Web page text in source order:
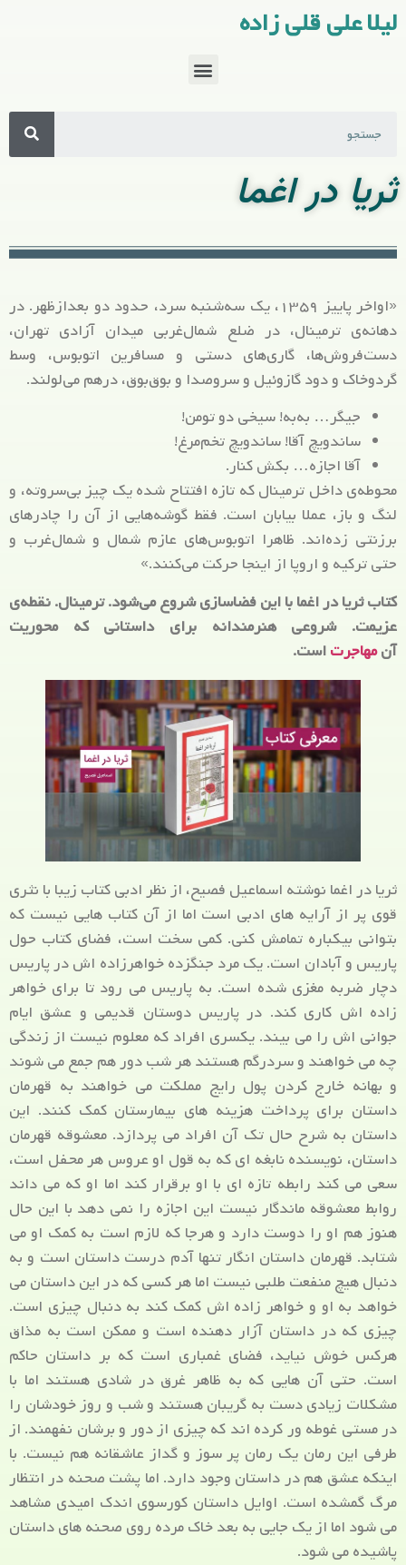
لیلا علی قلی زاده
ثریا در اغما
«اواخر پاييز ۱۳۵۹، يک سه‌شنبه سرد، حدود دو بعدازظهر. در
دهانه‌ی‌ ترمينال، در ضلع شمال‌غربی ميدان آزادی تهران،
دست‌فروش‌ها، گاری‌های دستی و مسافرين اتوبوس، وسط
گردوخاک و دود گازوئيل و سروصدا و بوق‌بوق، درهم می‌لولند.
جيگر… به‌به! سيخی دو تومن!
ساندويچ آقا! ساندويچ تخم‌مرغ!
آقا اجازه… بكش كنار.
محوطه‌ی داخل ترمينال كه تازه افتتاح شده يک چيز بی‌سروته، و
لنگ و باز، عملا بيابان است. فقط گوشه‌هايی از آن را چادرهای
برزنتی زده‌اند. ظاهرا اتوبوس‌های عازم شمال و شمال‌غرب و
حتی تركيه و اروپا از اينجا حركت می‌كنند.»
کتاب ثریا در اغما با این فضاسازی شروع می‌شود. ترمینال. نقطه‌ی
عزیمت. شروعی هنرمندانه برای داستانی که محوریت
آنمهاجرتاست.
ثریا در اغما نوشته اسماعیل فصیح، از نظر ادبی کتاب زیبا با نثری
قوی پر از آرایه های ادبی است اما از آن کتاب هایی نیست که
بتوانی بیکباره تمامش کنی. کمی سخت است، فضای کتاب حول
پاریس و آبادان است. یک مرد جنگزده خواهرزاده اش در پاریس
دچار ضربه مغزی شده است. به پاریس می رود تا برای خواهر
زاده اش کاری کند. در پاریس دوستان قدیمی و عشق ایام
جوانی اش را می بیند. یکسری افراد که معلوم نیست از زندگی
چه می خواهند و سردرگم هستند هر شب دور هم جمع می شوند
و بهانه خارج کردن پول رایج مملکت می خواهند به قهرمان
داستان برای پرداخت هزینه های بیمارستان کمک کنند. این
داستان به شرح حال تک آن افراد می پردازد. معشوقه قهرمان
داستان، نویسنده نابغه ای که به قول او عروس هر محفل است،
سعی می کند رابطه تازه ای با او برقرار کند اما او که می داند
روابط معشوقه ماندگار نیست این اجازه را نمی دهد با این حال
هنوز هم او را دوست دارد و هرجا که لازم است به کمک او می
شتابد. قهرمان داستان انگار تنها آدم درست داستان است و به
دنبال هیچ منفعت طلبی نیست اما هر کسی که در این داستان می
خواهد به او و خواهر زاده اش کمک کند به دنبال چیزی است.
چیزی که در داستان آزار دهنده است و ممکن است به مذاق
هرکس خوش نیاید، فضای غمباری است که بر داستان حاکم
است. حتی آن هایی که به ظاهر غرق در شادی هستند اما با
مشکلات زیادی دست به گریبان هستند و شب و روز خودشان را
در مستی غوطه ور کرده اند که چیزی از دور و برشان نفهمند. از
طرفی این رمان یک رمان پر سوز و گداز عاشقانه هم نیست. با
اینکه عشق هم در داستان وجود دارد. اما پشت صحنه در انتظار
مرگ گمشده است. اوایل داستان کورسوی اندک امیدی مشاهد
می شود اما از یک جایی به بعد خاک مرده روی صحنه های داستان
پاشیده می شود.